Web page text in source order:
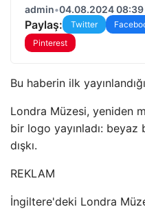
admin•04.08.2024 08:39
Paylaş: Twitter
Pinterest
Bu haberin ilk
Londra Müzesi, yeniden
bir logo yayınladı:
dışkı.
REKLAM
İngiltere'deki Londra